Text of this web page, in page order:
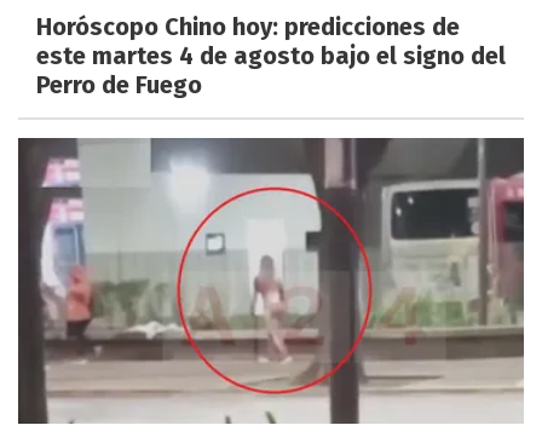
Horóscopo Chino hoy: predicciones de
este martes 4 de agosto bajo el signo del
Perro de Fuego